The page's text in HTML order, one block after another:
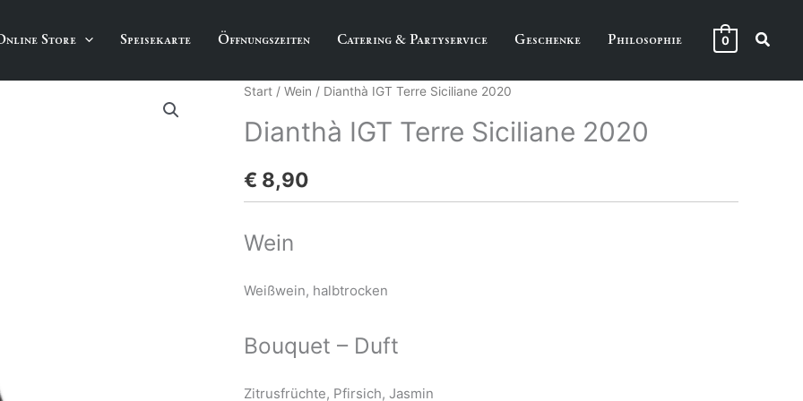
Store Speisekarte Öffnungszeiten Catering & Partyservice Geschenke Philosophie 0
Start / Wein / Dianthà IGT Terre Siciliane 2020
Dianthà IGT Terre Siciliane 2020
€ 8,90
Wein
Weißwein, halbtrocken
Bouquet – Duft
Zitrusfrüchte, Pfirsich, Jasmin